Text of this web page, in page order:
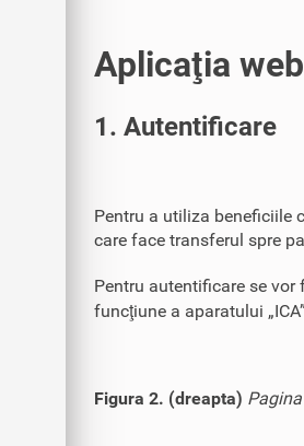
Aplicaţia web
1. Autentificare
Pentru a utiliza beneficiile
care face transferul spre
Pentru autentificare se
funcţiune a aparatului
Figura 2. (dreapta)